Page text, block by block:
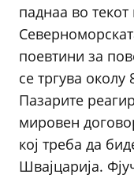
паднаа во текот
поевтини за
се тргува
Пазарите
мировен
кој треба да
Швајцарија.